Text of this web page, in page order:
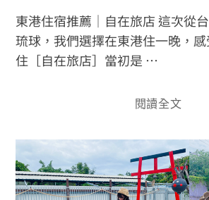
東港住宿推薦｜自在旅店 這次從
琉球，我們選擇在東港住一晚，
住［自在旅店］當初是 …
閱讀全文